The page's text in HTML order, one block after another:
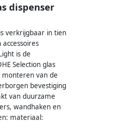
dispenser
verkrijgbaar in tien
is de
Selection glas
van de
bevestiging
van duurzame
wandhaken en
materiaal: